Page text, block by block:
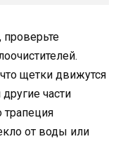
проверьте
щетки движутся
части
трапеция
от воды или